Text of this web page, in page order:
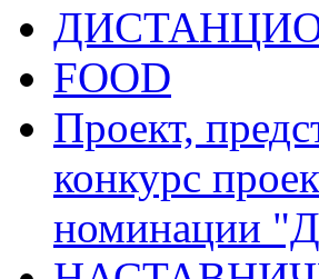
FOOD
Проект,
конкурс
номинации